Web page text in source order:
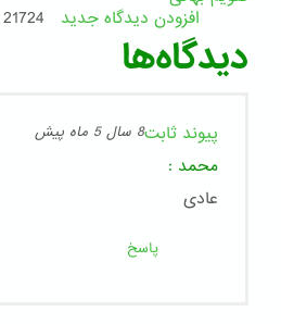
افزودن دیدگاه جدید
21724 بازدید
دیدگاه‌ها
پیوند ثابت8 سال 5 ماه پیش
محمد :
عادی
پاسخ